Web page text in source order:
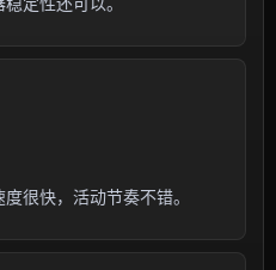
很快，活动节奏不错。